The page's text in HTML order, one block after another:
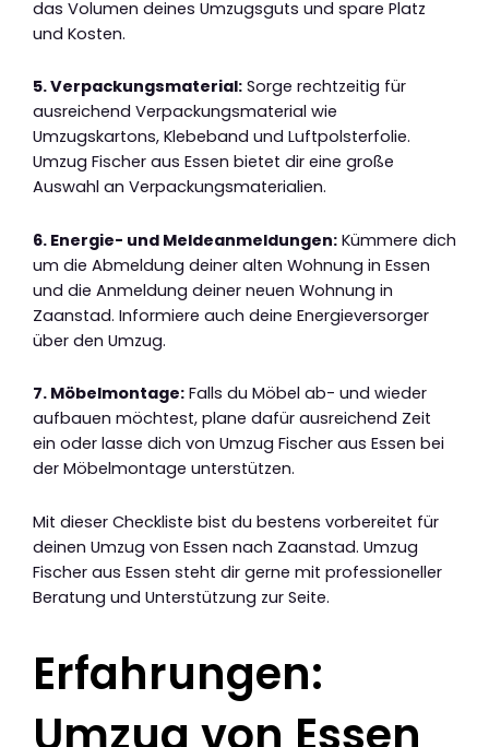
das Volumen deines Umzugsguts und spare Platz
und Kosten.
5. Verpackungsmaterial: Sorge rechtzeitig für
ausreichend Verpackungsmaterial wie
Umzugskartons, Klebeband und Luftpolsterfolie.
Umzug Fischer aus Essen bietet dir eine große
Auswahl an Verpackungsmaterialien.
6. Energie- und Meldeanmeldungen: Kümmere dich
um die Abmeldung deiner alten Wohnung in Essen
und die Anmeldung deiner neuen Wohnung in
Zaanstad. Informiere auch deine Energieversorger
über den Umzug.
7. Möbelmontage: Falls du Möbel ab- und wieder
aufbauen möchtest, plane dafür ausreichend Zeit
ein oder lasse dich von Umzug Fischer aus Essen bei
der Möbelmontage unterstützen.
Mit dieser Checkliste bist du bestens vorbereitet für
deinen Umzug von Essen nach Zaanstad. Umzug
Fischer aus Essen steht dir gerne mit professioneller
Beratung und Unterstützung zur Seite.
Erfahrungen:
Umzug von Essen